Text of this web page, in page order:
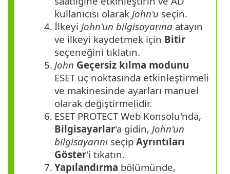
kullanıcısı olarak John'u seçin.
4. İlkeyi John'un bilgisayarına atayın
ve ilkeyi kaydetmek için Bitir
seçeneğini tıklatın.
5. John Geçersiz kılma modunu
ESET uç noktasında etkinleştirmeli
ve makinesinde ayarları manuel
olarak değiştirmelidir.
6. ESET PROTECT Web Konsolu'nda,
Bilgisayarlar'a gidin, John'un
bilgisayarını seçip Ayrıntıları
Göster'i tıkatın.
7. Yapılandırma bölümünde,